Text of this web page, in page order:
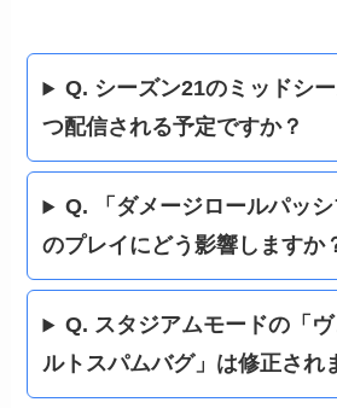
Q. シーズン21のミッドシ
つ配信される予定ですか？
Q. 「ダメージロールパッ
のプレイにどう影響しますか
Q. スタジアムモードの「
ルトスパムバグ」は修正され